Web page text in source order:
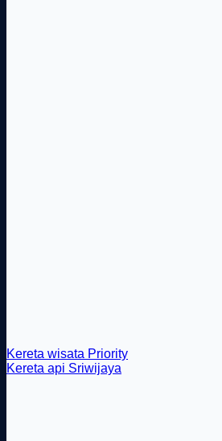
Kereta wisata Priority
Kereta api Sriwijaya